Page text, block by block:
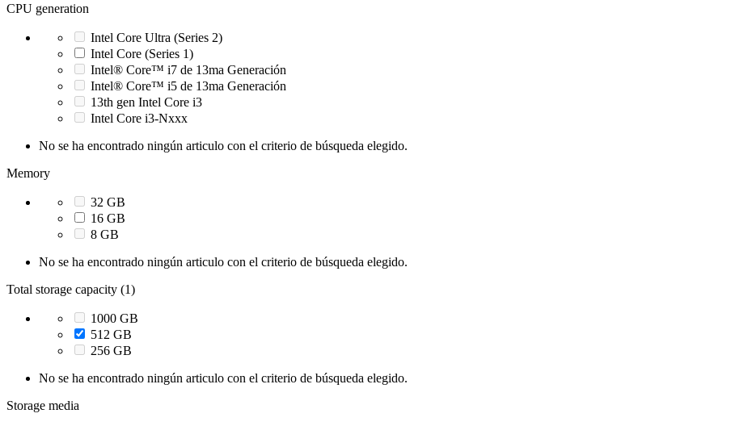
CPU generation
Intel Core Ultra (Series 2)
Intel Core (Series 1)
Intel® Core™ i7 de 13ma Generación
Intel® Core™ i5 de 13ma Generación
13th gen Intel Core i3
Intel Core i3-Nxxx
No se ha encontrado ningún articulo con el criterio de búsqueda elegido.
Memory
32 GB
16 GB
8 GB
No se ha encontrado ningún articulo con el criterio de búsqueda elegido.
Total storage capacity (1)
1000 GB
512 GB
256 GB
No se ha encontrado ningún articulo con el criterio de búsqueda elegido.
Storage media